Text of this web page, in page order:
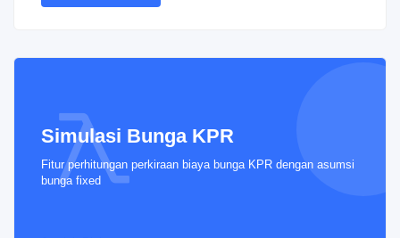
Simulasi Bunga KPR
Fitur perhitungan perkiraan biaya bunga KPR dengan asumsi
bunga fixed